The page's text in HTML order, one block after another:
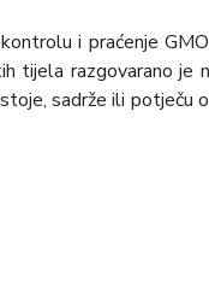
i praćenje
tijela razgovarano je
sadrže ili potječu